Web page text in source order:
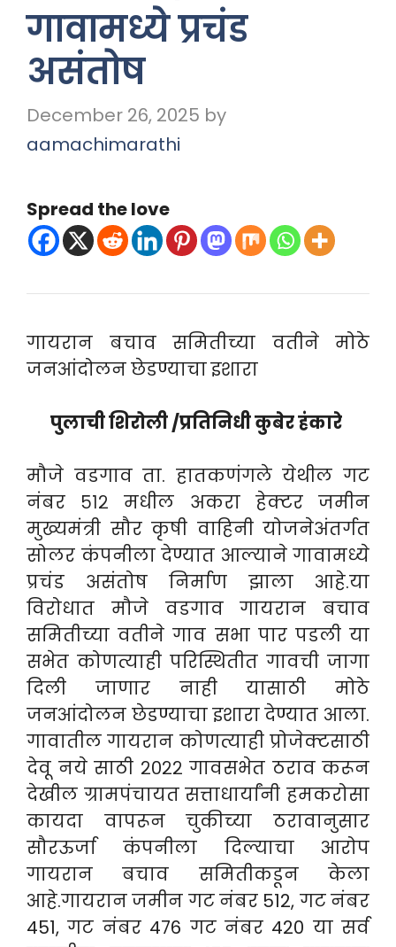
गावामध्ये प्रचंड
असंतोष
December 26, 2025 by
aamachimarathi
Spread the love
गायरान बचाव समितीच्या वतीने मोठे
जनआंदोलन छेडण्याचा इशारा
पुलाची शिरोली /प्रतिनिधी कुबेर हंकारे
मौजे वडगाव ता. हातकणंगले येथील गट
नंबर ५१२ मधील अकरा हेक्टर जमीन
मुख्यमंत्री सौर कृषी वाहिनी योजनेअंतर्गत
सोलर कंपनीला देण्यात आल्याने गावामध्ये
प्रचंड असंतोष निर्माण झाला आहे.या
विरोधात मौजे वडगाव गायरान बचाव
समितीच्या वतीने गाव सभा पार पडली या
सभेत कोणत्याही परिस्थितीत गावची जागा
दिली जाणार नाही यासाठी मोठे
जनआंदोलन छेडण्याचा इशारा देण्यात आला.
गावातील गायरान कोणत्याही प्रोजेक्टसाठी
देवू नये साठी २०२२ गावसभेत ठराव करून
देखील ग्रामपंचायत सत्ताधार्यांनी हमकरोसा
कायदा वापरून चुकीच्या ठरावानुसार
सौरऊर्जा कंपनीला दिल्याचा आरोप
गायरान बचाव समितीकडून केला
आहे.गायरान जमीन गट नंबर 512, गट नंबर
451, गट नंबर 476 गट नंबर 420 या सर्व